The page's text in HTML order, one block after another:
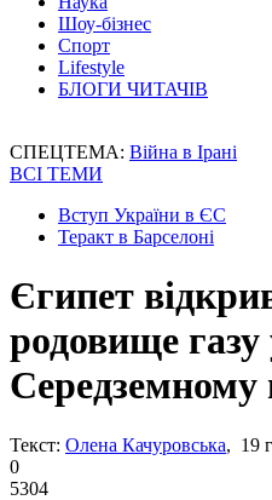
Шоу-бізнес
Спорт
Lifestyle
БЛОГИ ЧИТАЧІВ
СПЕЦТЕМА: Війна в Ірані
ВСІ ТЕМИ
Вступ України в ЄС
Теракт в Барселоні
Єгипет
родовище газу
Середземному
Текст: Олена Качуровська, 19
0
5304